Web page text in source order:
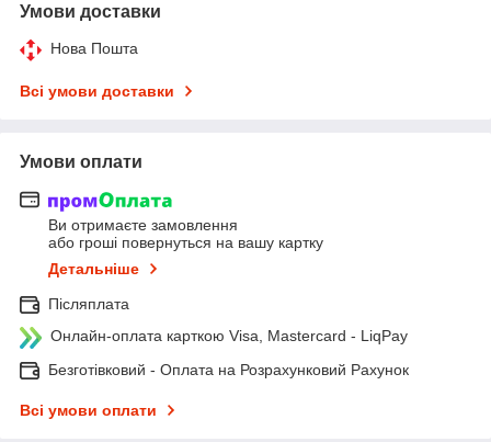
Умови доставки
Нова Пошта
Всі умови доставки
Умови оплати
Ви отримаєте замовлення
або гроші повернуться на вашу картку
Детальніше
Післяплата
Онлайн-оплата карткою Visa, Mastercard - LiqPay
Безготівковий - Оплата на Розрахунковий Рахунок
Всі умови оплати